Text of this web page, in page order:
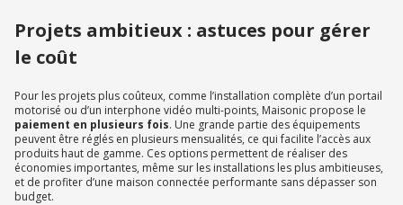
Projets ambitieux : astuces pour gérer
le coût
Pour les projets plus coûteux, comme l’installation complète d’un portail
motorisé ou d’un interphone vidéo multi-points, Maisonic propose le
paiement en plusieurs fois. Une grande partie des équipements
peuvent être réglés en plusieurs mensualités, ce qui facilite l’accès aux
produits haut de gamme. Ces options permettent de réaliser des
économies importantes, même sur les installations les plus ambitieuses,
et de profiter d’une maison connectée performante sans dépasser son
budget.